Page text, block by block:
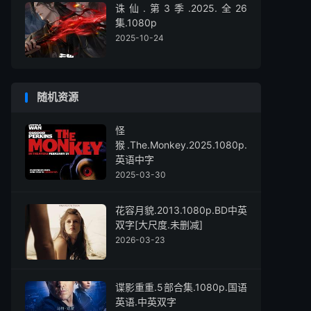
诛仙.第3季.2025.全26
集.1080p
2025-10-24
随机资源
怪
猴.The.Monkey.2025.1080p.
英语中字
2025-03-30
花容月貌.2013.1080p.BD中英
双字[大尺度.未删减]
2026-03-23
谍影重重.5部合集.1080p.国语
英语.中英双字